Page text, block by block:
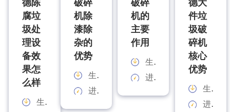
德陈
腐垃
圾处
理设
备效
果怎
么样
生产能力：
破碎
机除
漆除
杂的
优势
生产能力：
进料规格：
破碎
机的
主要
作用
生产能力：
进料规格：
德大
件垃
圾破
碎机
核心
优势
生产能力：
进料规格：